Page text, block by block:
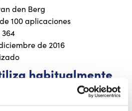
den Berg
100 aplicaciones
de 2016
habitualmente